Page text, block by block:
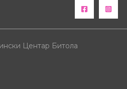
Центар Битола